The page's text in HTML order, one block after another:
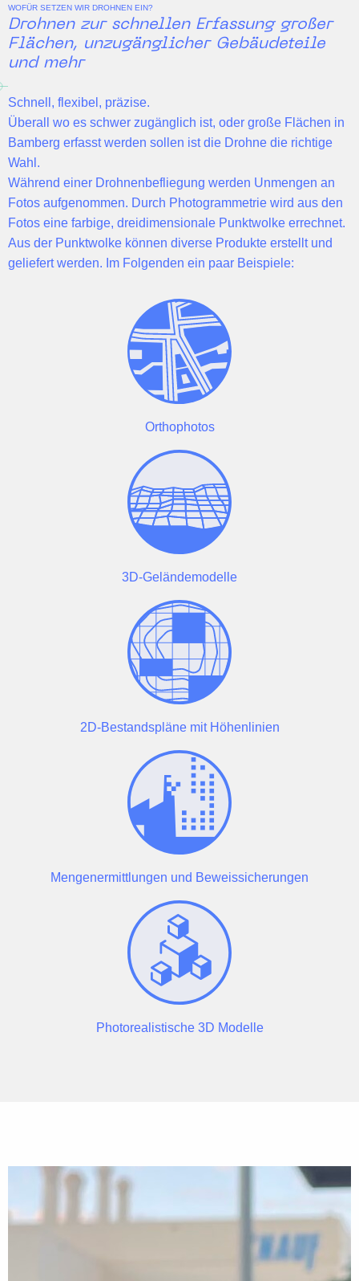
WOFÜR SETZEN WIR DROHNEN EIN?
Drohnen zur schnellen Erfassung großer
Flächen, unzugänglicher Gebäudeteile
und mehr
Schnell, flexibel, präzise.
Überall wo es schwer zugänglich ist, oder große Flächen in
Bamberg erfasst werden sollen ist die Drohne die richtige
Wahl.
Während einer Drohnenbefliegung werden Unmengen an
Fotos aufgenommen. Durch Photogrammetrie wird aus den
Fotos eine farbige, dreidimensionale Punktwolke errechnet.
Aus der Punktwolke können diverse Produkte erstellt und
geliefert werden. Im Folgenden ein paar Beispiele:
Orthophotos
3D-Geländemodelle
2D-Bestandspläne mit Höhenlinien
Mengenermittlungen und Beweissicherungen
Photorealistische 3D Modelle